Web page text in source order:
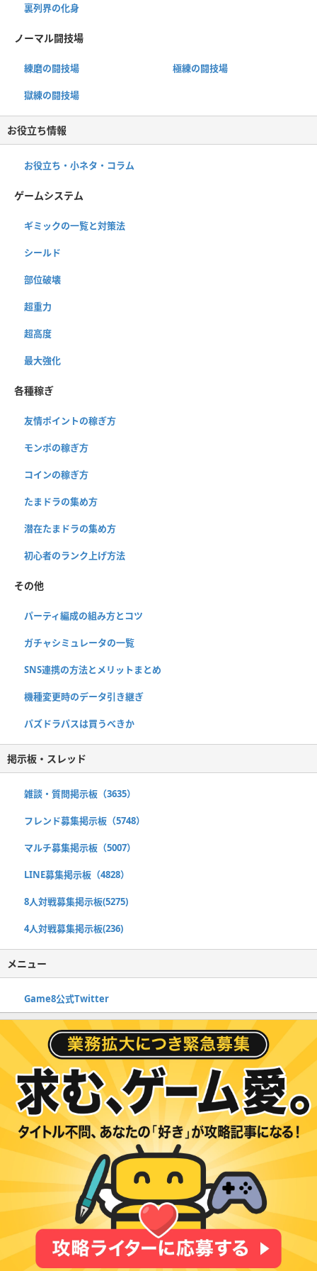
裏列界の化身
ノーマル闘技場
練磨の闘技場 極練の闘技場
獄練の闘技場
お役立ち情報
お役立ち・小ネタ・コラム
ゲームシステム
ギミックの一覧と対策法
シールド
部位破壊
超重力
超高度
最大強化
各種稼ぎ
友情ポイントの稼ぎ方
モンポの稼ぎ方
コインの稼ぎ方
たまドラの集め方
潜在たまドラの集め方
初心者のランク上げ方法
その他
パーティ編成の組み方とコツ
ガチャシミュレータの一覧
SNS連携の方法とメリットまとめ
機種変更時のデータ引き継ぎ
パズドラパスは買うべきか
掲示板・スレッド
雑談・質問掲示板（3635）
フレンド募集掲示板（5748）
マルチ募集掲示板（5007）
LINE募集掲示板（4828）
8人対戦募集掲示板(5275)
4人対戦募集掲示板(236)
メニュー
Game8公式Twitter